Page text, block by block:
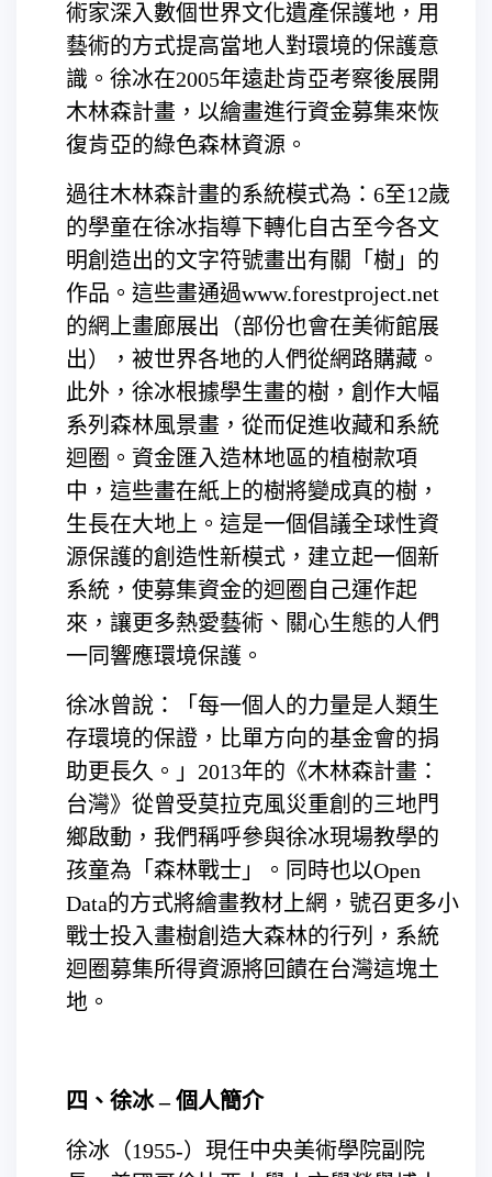
術家深入數個世界文化遺產保護地，用
藝術的方式提高當地人對環境的保護意
識。徐冰在2005年遠赴肯亞考察後展開
木林森計畫，以繪畫進行資金募集來恢
復肯亞的綠色森林資源。
過往木林森計畫的系統模式為：6至12歲
的學童在徐冰指導下轉化自古至今各文
明創造出的文字符號畫出有關「樹」的
作品。這些畫通過www.forestproject.net
的網上畫廊展出（部份也會在美術館展
出），被世界各地的人們從網路購藏。
此外，徐冰根據學生畫的樹，創作大幅
系列森林風景畫，從而促進收藏和系統
迴圈。資金匯入造林地區的植樹款項
中，這些畫在紙上的樹將變成真的樹，
生長在大地上。這是一個倡議全球性資
源保護的創造性新模式，建立起一個新
系統，使募集資金的迴圈自己運作起
來，讓更多熱愛藝術、關心生態的人們
一同響應環境保護。
徐冰曾說：「每一個人的力量是人類生
存環境的保證，比單方向的基金會的捐
助更長久。」2013年的《木林森計畫：
台灣》從曾受莫拉克風災重創的三地門
鄉啟動，我們稱呼參與徐冰現場教學的
孩童為「森林戰士」。同時也以Open
Data的方式將繪畫教材上網，號召更多小
戰士投入畫樹創造大森林的行列，系統
迴圈募集所得資源將回饋在台灣這塊土
地。
四、徐冰 – 個人簡介
徐冰（1955-）現任中央美術學院副院